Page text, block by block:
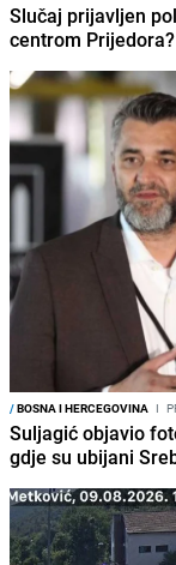
Slučaj prijavljen
centrom Prijedora?
/BOSNA I HERCEGOVINA I
Suljagić objavio
gdje su ubijani